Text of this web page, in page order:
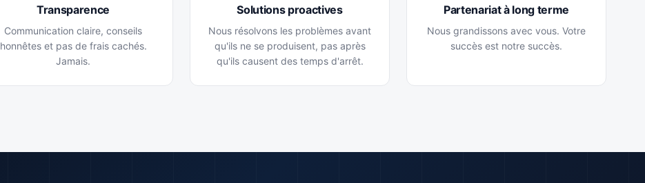
Transparence
Communication claire, conseils
honnêtes et pas de frais cachés.
Jamais.
Solutions proactives
Nous résolvons les problèmes avant
qu'ils ne se produisent, pas après
qu'ils causent des temps d'arrêt.
Partenariat à long terme
Nous grandissons avec vous. Votre
succès est notre succès.